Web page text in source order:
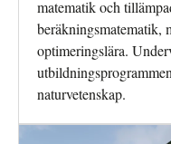
matematik och
beräkningsmatematik,
optimeringslära.
naturvetenskap.